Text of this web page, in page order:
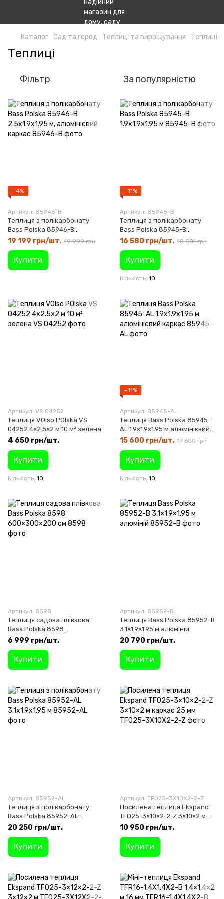
Каталог Сад та город Теплиці та вирощування Теплиці
Теплиці
Фільтр За популярністю
−4%
Артикул: 85946-B
Теплиця з полікарбонату
Bass Polska 85946-B
2.5х1.9х1.95 м, алюмінієвий
19 199 грн/шт. 19 900 грн
Купити
−11%
Артикул: 85945-B
Теплиця з полікарбонату
Bass Polska 85945-B
1.9×1.9×1.95 м
16 580 грн/шт. 18 581 грн
Купити
Кількість 10
Артикул: VS 04252
Теплиця VOlso POlska VS
04252 4×2.5×2 м 10 м² зелена
4 650 грн/шт.
Купити
Кількість 10
−11%
Артикул: 85945-AL
Теплиця Bass Polska 85945-
AL 1.9х1.9х1.95 м алюмінієвий
каркас
15 600 грн/шт. 17 600 грн
Купити
Кількість 10
Артикул: 8598
Теплиця садова плівкова
Bass Polska 8598
600×300×200 см
6 999 грн/шт.
Купити
Артикул: 85952-B
Теплиця Bass Polska 85952-B
3.1×1.9×1.95 м алюміній
20 790 грн/шт.
Купити
Артикул: 85952-AL
Теплиця з полікарбонату
Bass Polska 85952-AL
3.1х1.9х1.95 м
20 250 грн/шт.
Купити
Артикул: TFO25-3X10X2-2-Z
Посилена теплиця Ekspand
TFO25-3×10×2-2-Z 3×10×2 м
каркас 25 мм
10 950 грн/шт.
Купити